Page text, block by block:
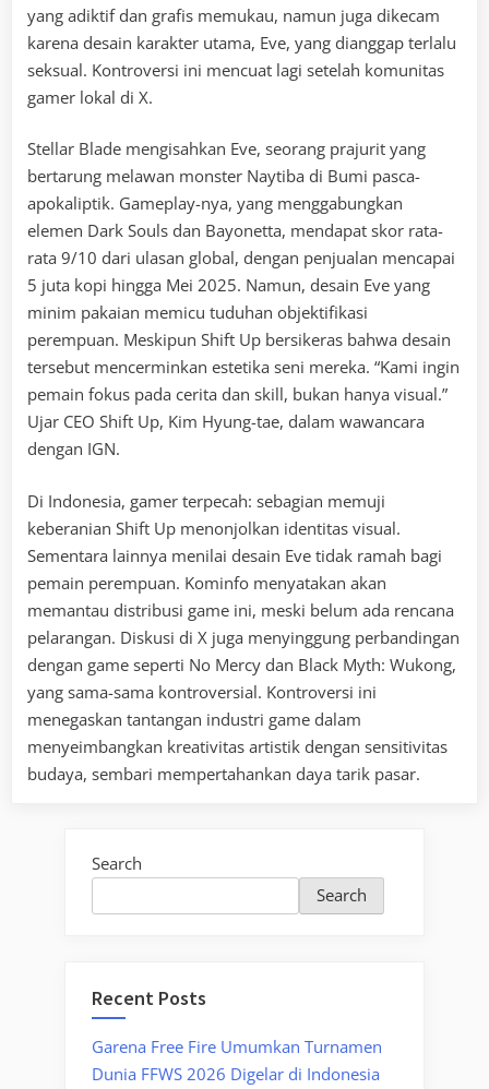
yang adiktif dan grafis memukau, namun juga dikecam
karena desain karakter utama, Eve, yang dianggap terlalu
seksual. Kontroversi ini mencuat lagi setelah komunitas
gamer lokal di X.
Stellar Blade mengisahkan Eve, seorang prajurit yang
bertarung melawan monster Naytiba di Bumi pasca-
apokaliptik. Gameplay-nya, yang menggabungkan
elemen Dark Souls dan Bayonetta, mendapat skor rata-
rata 9/10 dari ulasan global, dengan penjualan mencapai
5 juta kopi hingga Mei 2025. Namun, desain Eve yang
minim pakaian memicu tuduhan objektifikasi
perempuan. Meskipun Shift Up bersikeras bahwa desain
tersebut mencerminkan estetika seni mereka. “Kami ingin
pemain fokus pada cerita dan skill, bukan hanya visual.”
Ujar CEO Shift Up, Kim Hyung-tae, dalam wawancara
dengan IGN.
Di Indonesia, gamer terpecah: sebagian memuji
keberanian Shift Up menonjolkan identitas visual.
Sementara lainnya menilai desain Eve tidak ramah bagi
pemain perempuan. Kominfo menyatakan akan
memantau distribusi game ini, meski belum ada rencana
pelarangan. Diskusi di X juga menyinggung perbandingan
dengan game seperti No Mercy dan Black Myth: Wukong,
yang sama-sama kontroversial. Kontroversi ini
menegaskan tantangan industri game dalam
menyeimbangkan kreativitas artistik dengan sensitivitas
budaya, sembari mempertahankan daya tarik pasar.
Search
Search
Recent Posts
Garena Free Fire Umumkan Turnamen
Dunia FFWS 2026 Digelar di Indonesia